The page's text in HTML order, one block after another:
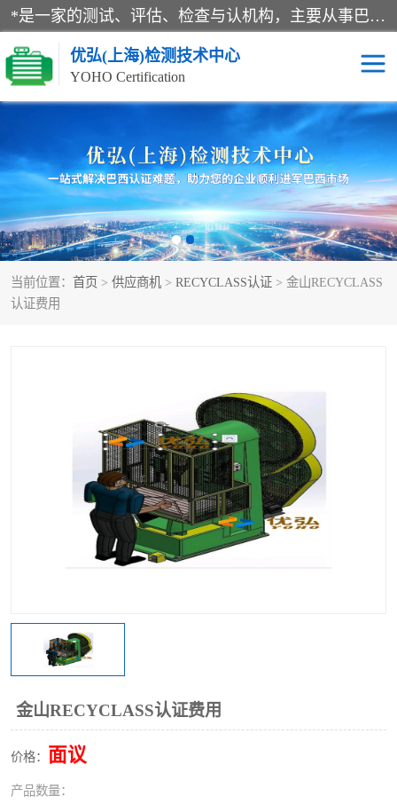
*是一家的测试、评估、检查与认机构，主要从事巴西NR10认证、NR12认证、NR13认证；ANATEL认证、INMTRO认证，欧盟CE认证：MD认证，PED认证，MID认证，ATEX认证，德国蓝色天使认证。
优弘(上海)检测技术中心
YOHO Certification
当前位置： 首页 > 供应商机 > RECYCLASS认证 > 金山RECYCLASS
认证费用
金山RECYCLASS认证费用
价格： 面议
产品数量：
RECYCLASS认证 NR10认证
NR12认证 NR13认证
ART认证 巴西NR认证
巴西认证 RETIE认证